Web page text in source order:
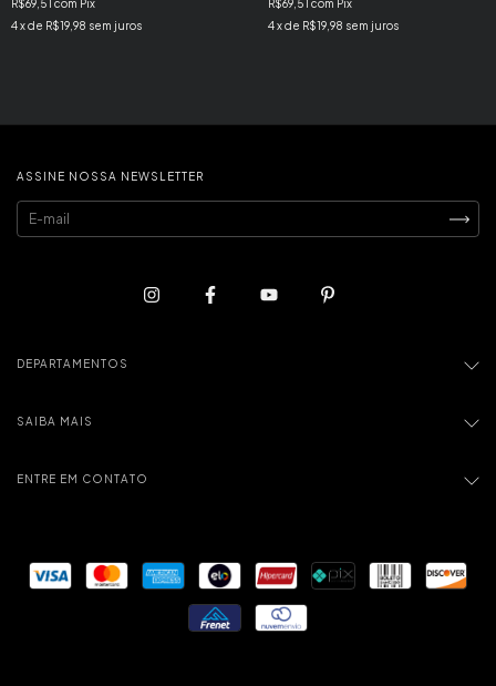
R$69,51 com Pix
4x de R$19,98 sem juros
R$69,51 com Pix
4 x de R$19,98 sem juros
ASSINE NOSSA NEWSLETTER
DEPARTAMENTOS
SAIBA MAIS
ENTRE EM CONTATO